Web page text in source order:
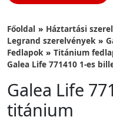
Főoldal Háztartási
Legrand szerelvények
Fedlapok
Titánium
Galea Life 771410 1-es
Galea Life
titánium